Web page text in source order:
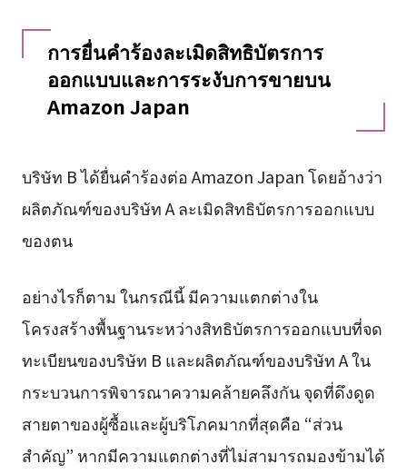
การยื่นคำร้องละเมิดสิทธิบัตรการ
ออกแบบและการระงับการขายบน
Amazon Japan
บริษัท B ได้ยื่นคำร้องต่อ Amazon Japan โดยอ้างว่า
ผลิตภัณฑ์ของบริษัท A ละเมิดสิทธิบัตรการออกแบบ
ของตน
อย่างไรก็ตาม ในกรณีนี้ มีความแตกต่างใน
โครงสร้างพื้นฐานระหว่างสิทธิบัตรการออกแบบที่จด
ทะเบียนของบริษัท B และผลิตภัณฑ์ของบริษัท A ใน
กระบวนการพิจารณาความคล้ายคลึงกัน จุดที่ดึงดูด
สายตาของผู้ซื้อและผู้บริโภคมากที่สุดคือ “ส่วน
สำคัญ” หากมีความแตกต่างที่ไม่สามารถมองข้ามได้